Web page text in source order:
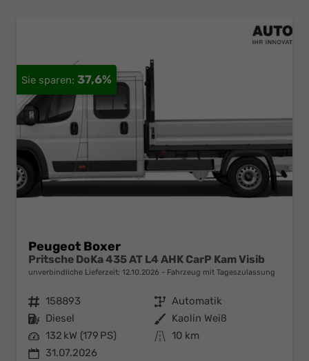
37,6%
Peugeot Boxer
Pritsche DoKa 435 AT L4 AHK CarP Kam Visib
unverbindliche Lieferzeit: 12.10.2026 Fahrzeug mit Tageszulassung
Fahrzeugnr. 158893 Getriebe Automatik
Kraftstoff Diesel Außenfarbe Kaolin Weiß
Leistung 132 kW (179 PS) Kilometerstand 10 km
31.07.2026